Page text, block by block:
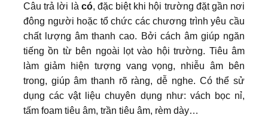
Câu trả lời là có, đặc biệt khi hội trường đặt gần nơi
đông người hoặc tổ chức các chương trình yêu cầu
chất lượng âm thanh cao. Bởi cách âm giúp ngăn
tiếng ồn từ bên ngoài lọt vào hội trường. Tiêu âm
làm giảm hiện tượng vang vọng, nhiễu âm bên
trong, giúp âm thanh rõ ràng, dễ nghe. Có thể sử
dụng các vật liệu chuyên dụng như: vách bọc nỉ,
tấm foam tiêu âm, trần tiêu âm, rèm dày…